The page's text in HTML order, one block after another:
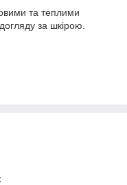
та теплими
за шкірою.